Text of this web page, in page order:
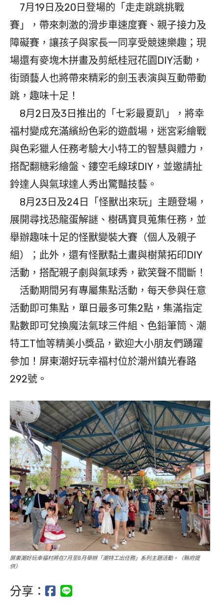
7月19日及20日登場的「走走跳跳挑戰
賽」，帶來刺激的滑步車速度賽、親子接力及
障礙賽，讓孩子與家長一同享受競速樂趣；現
場還有麥塊木拼畫及剪紙桂冠花園DIY活動，
街頭藝人也將帶來精彩的劍玉表演與互動帶動
跳，趣味十足！
8月2日及3日推出的「七彩最夏趴」，將幸
福村變成充滿繽紛色彩的遊戲場，迷宮彩繪戰
與色彩獵人任務考驗大小特工的智慧與體力，
搭配翻糖彩繪盤、鏤空毛線球DIY，並邀請扯
鈴達人與氣球達人秀出驚豔技藝。
8月23日及24日「怪獸出來玩」主題登場，
展開尋找恐龍蛋解謎、樹碼寶貝蒐集任務，並
舉辦趣味十足的怪獸變裝大賽（個人及親子
組）；此外，還有怪獸黏土畫與樹葉拓印DIY
活動，搭配親子劇與氣球秀，歡笑聲不間斷！
活動期間另有專屬集點活動，每天參與任意
活動即可集點，單日最多可集2點，集滿指定
點數即可兌換魔法氣球三件組、色鉛筆筒、潮
特工T恤等精美小獎品，歡迎大小朋友們踴躍
參加！屏東潮好玩幸福村位於潮州鎮光春路
292號。
屏東潮好玩幸福村將在7月至8月舉辦「潮特工出任務」系列主題活動。（縣府提
供）
分享：